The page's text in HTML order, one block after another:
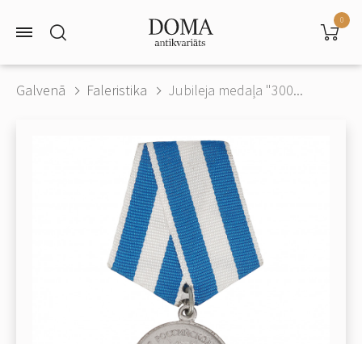
0
Galvenā Faleristika Jubileja medaļa "300...